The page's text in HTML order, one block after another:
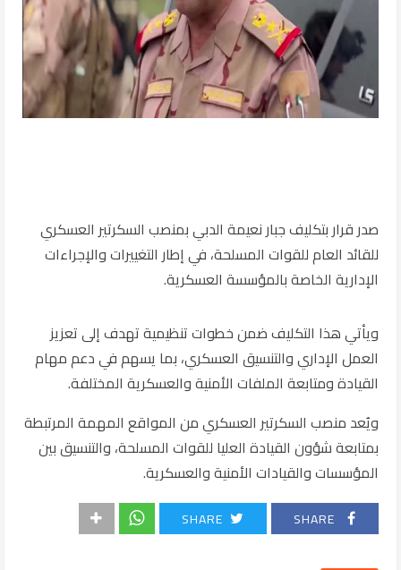
صدر قرار بتكليفجبار نعيمة الدبيبمنصب السكرتير العسكري
للقائد العام للقوات المسلحة، في إطار التغييرات والإجراءات
الإدارية الخاصة بالمؤسسة العسكرية.
ويأتي هذا التكليف ضمن خطوات تنظيمية تهدف إلى تعزيز
العمل الإداري والتنسيق العسكري، بما يسهم في دعم مهام
القيادة ومتابعة الملفات الأمنية والعسكرية المختلفة.
ويُعد منصب السكرتير العسكري من المواقع المهمة المرتبطة
بمتابعة شؤون القيادة العليا للقوات المسلحة، والتنسيق بين
المؤسسات والقيادات الأمنية والعسكرية.
SHARE
SHARE